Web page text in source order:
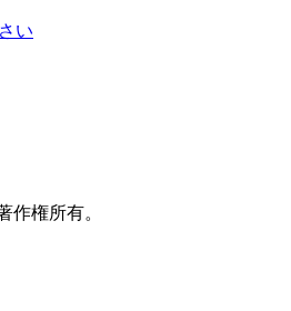
い
作権所有。